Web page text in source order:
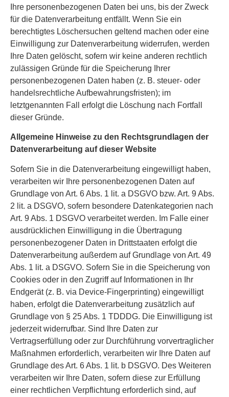
Ihre personenbezogenen Daten bei uns, bis der Zweck
für die Datenverarbeitung entfällt. Wenn Sie ein
berechtigtes Löschersuchen geltend machen oder eine
Einwilligung zur Datenverarbeitung widerrufen, werden
Ihre Daten gelöscht, sofern wir keine anderen rechtlich
zulässigen Gründe für die Speicherung Ihrer
personenbezogenen Daten haben (z. B. steuer- oder
handelsrechtliche Aufbewahrungsfristen); im
letztgenannten Fall erfolgt die Löschung nach Fortfall
dieser Gründe.
Allgemeine Hinweise zu den Rechtsgrundlagen der
Datenverarbeitung auf dieser Website
Sofern Sie in die Datenverarbeitung eingewilligt haben,
verarbeiten wir Ihre personenbezogenen Daten auf
Grundlage von Art. 6 Abs. 1 lit. a DSGVO bzw. Art. 9 Abs.
2 lit. a DSGVO, sofern besondere Datenkategorien nach
Art. 9 Abs. 1 DSGVO verarbeitet werden. Im Falle einer
ausdrücklichen Einwilligung in die Übertragung
personenbezogener Daten in Drittstaaten erfolgt die
Datenverarbeitung außerdem auf Grundlage von Art. 49
Abs. 1 lit. a DSGVO. Sofern Sie in die Speicherung von
Cookies oder in den Zugriff auf Informationen in Ihr
Endgerät (z. B. via Device-Fingerprinting) eingewilligt
haben, erfolgt die Datenverarbeitung zusätzlich auf
Grundlage von § 25 Abs. 1 TDDDG. Die Einwilligung ist
jederzeit widerrufbar. Sind Ihre Daten zur
Vertragserfüllung oder zur Durchführung vorvertraglicher
Maßnahmen erforderlich, verarbeiten wir Ihre Daten auf
Grundlage des Art. 6 Abs. 1 lit. b DSGVO. Des Weiteren
verarbeiten wir Ihre Daten, sofern diese zur Erfüllung
einer rechtlichen Verpflichtung erforderlich sind, auf